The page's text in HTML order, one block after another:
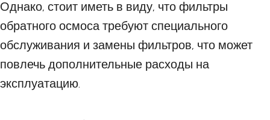
Однако, стоит иметь в виду, что фильтры
обратного осмоса требуют специального
обслуживания и замены фильтров, что может
повлечь дополнительные расходы на
эксплуатацию.